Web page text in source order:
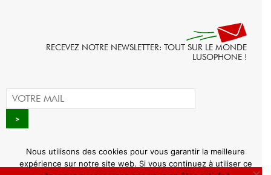
RECEVEZ NOTRE NEWSLETTER: TOUT SUR LE MONDE
LUSOPHONE !
Nous utilisons des cookies pour vous garantir la meilleure
expérience sur notre site web. Si vous continuez à utiliser ce